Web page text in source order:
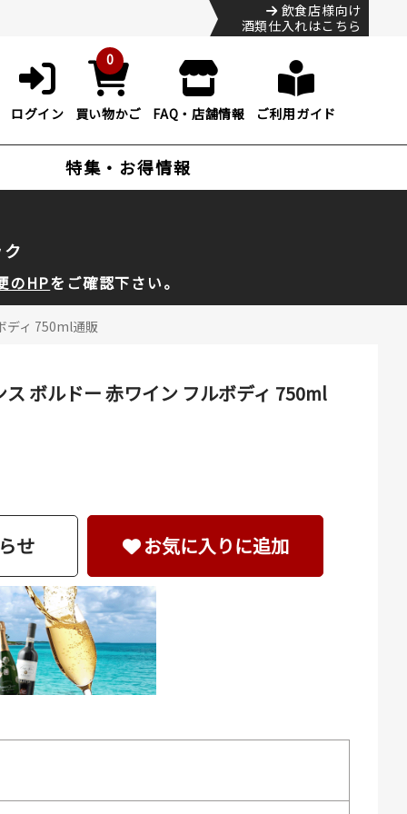
飲食店様向け
酒類仕入れはこちら
ログイン
0
買い物かご FAQ・店舗情報 ご利用ガイド
特集・お得情報
のHPをご確認下さい。
ディ 750ml通販
ボルドー 赤ワイン フルボディ 750ml
せ お気に入りに追加